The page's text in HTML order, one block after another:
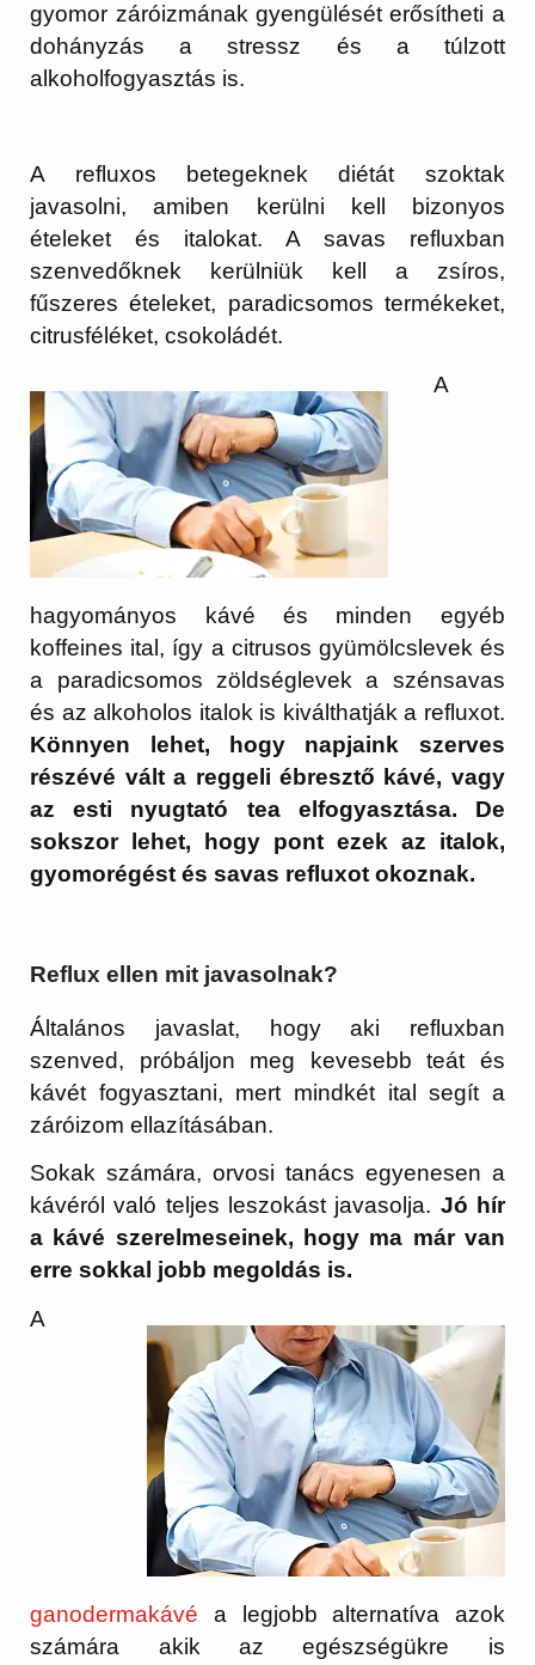
gyomor záróizmának gyengülését erősítheti a
dohányzás a stressz és a túlzott
alkoholfogyasztás is.
A refluxos betegeknek diétát szoktak
javasolni, amiben kerülni kell bizonyos
ételeket és italokat. A savas refluxban
szenvedőknek kerülniük kell a zsíros,
fűszeres ételeket, paradicsomos termékeket,
citrusféléket, csokoládét.
A
hagyományos kávé és minden egyéb
koffeines ital, így a citrusos gyümölcslevek és
a paradicsomos zöldséglevek a szénsavas
és az alkoholos italok is kiválthatják a refluxot.
Könnyen lehet, hogy napjaink szerves
részévé vált a reggeli ébresztő kávé, vagy
az esti nyugtató tea elfogyasztása. De
sokszor lehet, hogy pont ezek az italok,
gyomorégést és savas refluxot okoznak.
Reflux ellen mit javasolnak?
Általános javaslat, hogy aki refluxban
szenved, próbáljon meg kevesebb teát és
kávét fogyasztani, mert mindkét ital segít a
záróizom ellazításában.
Sokak számára, orvosi tanács egyenesen a
kávéról való teljes leszokást javasolja. Jó hír
a kávé szerelmeseinek, hogy ma már van
erre sokkal jobb megoldás is.
A
ganodermakávé a legjobb alternatíva azok
számára akik az egészségükre is